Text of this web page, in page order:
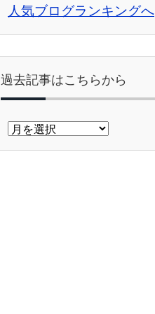
人気ブログランキングへ
過去記事はこちらから
過